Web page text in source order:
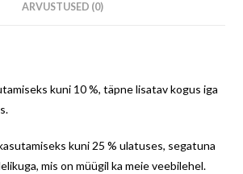
ARVUSTUSED (0)
kuni 10 %, täpne lisatav kogus iga
kuni 25 % ulatuses, segatuna
mis on müügil ka meie veebilehel.